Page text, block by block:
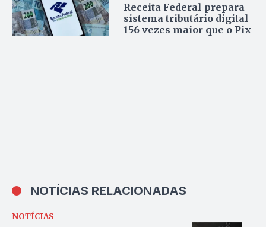
Receita Federal prepara
sistema tributário digital
156 vezes maior que o Pix
NOTÍCIAS RELACIONADAS
NOTÍCIAS